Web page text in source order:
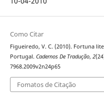
Como Citar
Figueiredo, V. C. (2010). Fortuna
Portugal. Cadernos De Tradução, 2
7968.2009v2n24p65
Fomatos de Citação